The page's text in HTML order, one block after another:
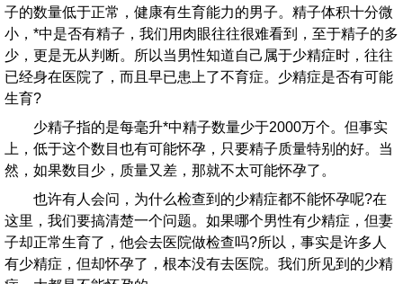
子的数量低于正常，健康有生育能力的男子。精子体积十分微
小，*中是否有精子，我们用肉眼往往很难看到，至于精子的多
少，更是无从判断。所以当男性知道自己属于少精症时，往往
已经身在医院了，而且早已患上了不育症。少精症是否有可能
生育?
少精子指的是每毫升*中精子数量少于2000万个。但事实
上，低于这个数目也有可能怀孕，只要精子质量特别的好。当
然，如果数目少，质量又差，那就不太可能怀孕了。
也许有人会问，为什么检查到的少精症都不能怀孕呢?在
这里，我们要搞清楚一个问题。如果哪个男性有少精症，但妻
子却正常生育了，他会去医院做检查吗?所以，事实是许多人
有少精症，但却怀孕了，根本没有去医院。我们所见到的少精